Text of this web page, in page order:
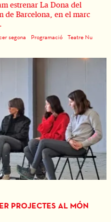
estrenar La Dona del
de Barcelona, en el marc
segona Programació Teatre Nu
PROJECTES AL MÓN